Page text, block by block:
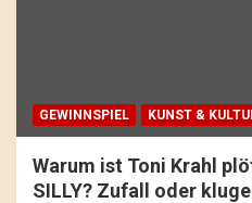
GEWINNSPIEL KUNST &
Warum ist Toni Krahl
SILLY? Zufall oder